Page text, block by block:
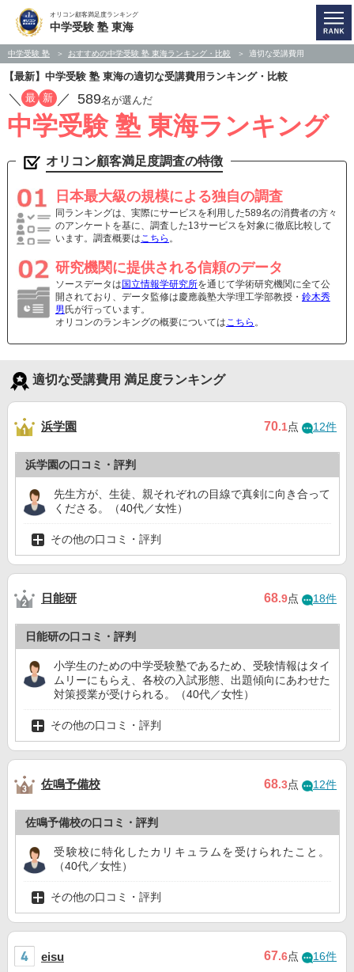
オリコン顧客満足度ランキング
中学受験 塾 東海
中学受験 塾 おすすめの中学受験 塾 東海ランキング・比較 適切な受講費用
【最新】中学受験 塾 東海の適切な受講費用ランキング・比較
／ 最 新 ／ 589名が選んだ
中学受験 塾 東海ランキング
オリコン顧客満足度調査の特徴
日本最大級の規模による独自の調査
同ランキングは、実際にサービスを利用した589名の消費者の方々
のアンケートを基に、調査した13サービスを対象に徹底比較して
います。調査概要はこちら 。
研究機関に提供される信頼のデータ
ソースデータは 国立情報学研究所を通じて学術研究機関に全て公
開されており、データ監修は慶應義塾大学理工学部教授・ 鈴木秀
男 氏が行っています。
オリコンのランキングの概要についてはこちら 。
適切な受講費用 満足度ランキング
浜学園 70.1点 12件
浜学園の口コミ・評判
先生方が、生徒、親それぞれの目線で真剣に向き合って
くださる。（40代／女性）
その他の口コミ・評判
日能研 68.9点 18件
日能研の口コミ・評判
小学生のための中学受験塾であるため、受験情報はタイ
ムリーにもらえ、各校の入試形態、出題傾向にあわせた
対策授業が受けられる。（40代／女性）
その他の口コミ・評判
佐鳴予備校 68.3点 12件
佐鳴予備校の口コミ・評判
受験校に特化したカリキュラムを受けられたこと。
（40代／女性）
その他の口コミ・評判
eisu 67.6点 16件